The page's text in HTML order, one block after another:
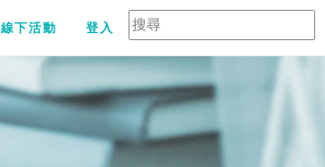
線下活動 登入